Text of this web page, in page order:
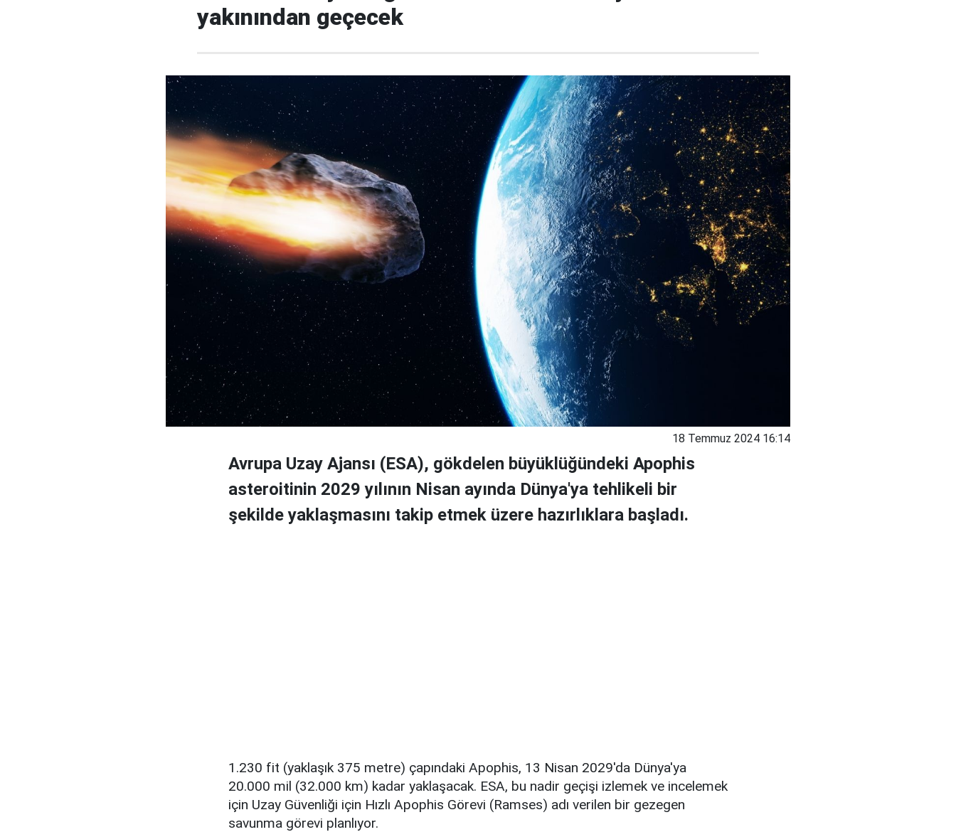
yakınından geçecek
18 Temmuz 2024 16:14
Avrupa Uzay Ajansı (ESA), gökdelen büyüklüğündeki Apophis
asteroitinin 2029 yılının Nisan ayında Dünya'ya tehlikeli bir
şekilde yaklaşmasını takip etmek üzere hazırlıklara başladı.
1.230 fit (yaklaşık 375 metre) çapındaki Apophis, 13 Nisan 2029'da Dünya'ya
20.000 mil (32.000 km) kadar yaklaşacak. ESA, bu nadir geçişi izlemek ve incelemek
için Uzay Güvenliği için Hızlı Apophis Görevi (Ramses) adı verilen bir gezegen
savunma görevi planlıyor.